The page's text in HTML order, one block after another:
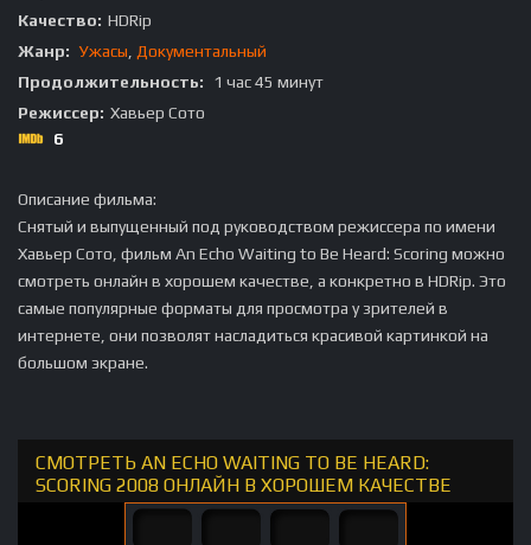
Качество: HDRip
Жанр: Ужасы
Документальный
Продолжительность:
1 час 45 минут
Режиссер: Хавьер Сото
6
Описание фильма:
Снятый и выпущенный под руководством режиссера по имени
Хавьер Сото, фильм An Echo Waiting to Be Heard: Scoring можно
смотреть онлайн в хорошем качестве, а конкретно в HDRip. Это
самые популярные форматы для просмотра у зрителей в
интернете, они позволят насладиться красивой картинкой на
большом экране.
СМОТРЕТЬ AN ECHO WAITING TO BE HEARD:
SCORING 2008 ОНЛАЙН В ХОРОШЕМ КАЧЕСТВЕ